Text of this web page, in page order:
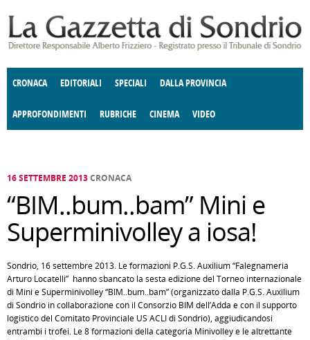
CRONACA EDITORIALI SPECIALI DALLA PROVINCIA
APPROFONDIMENTI
E SPETTACOLI POLITICA
RUBRICHE
DELLE IDEE FATTI DELLO SPIRITO
CINEMA VIDEO
16 SETTEMBRE 2013CRONACA
“BIM..bum..bam” Mini e
Superminivolley a iosa!
Sondrio, 16 settembre 2013. Le formazioni P.G.S. Auxilium “Falegnameria
Arturo Locatelli” hanno sbancato la sesta edizione del Torneo internazionale
di Mini e Superminivolley “BIM..bum..bam” (organizzato dalla P.G.S. Auxilium
di Sondrio in collaborazione con il Consorzio BIM dell’Adda e con il supporto
logistico del Comitato Provinciale US ACLI di Sondrio), aggiudicandosi
entrambi i trofei. Le 8 formazioni della categoria Minivolley e le altrettante